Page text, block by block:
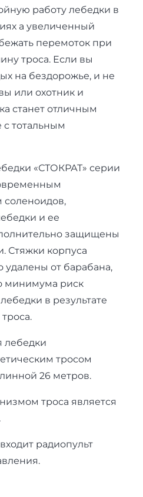
работу лебедки в
а увеличенный
перемоток при
троса. Если вы
на бездорожье, и не
или охотник и
станет отличным
тотальным
«СТОКРАТ» серии
и ее
защищены
Стяжки корпуса
удалены от барабана,
минимума риск
в результате
лебедки
тросом
26 метров.
троса является
радиопульт